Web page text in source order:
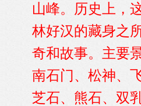
山峰。历史上，
林好汉的藏身之
奇和故事。主要
南石门、松神、
芝石、熊石、双乳